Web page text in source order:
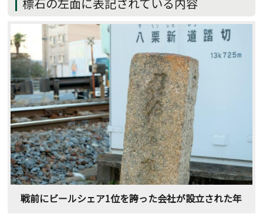
戦前にビールシェア1位を誇った会社が設立された年